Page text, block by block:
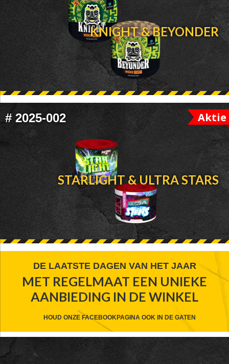
KNIGHT & BEYONDER
# 2025-002 Aktie
STARLIGHT & ULTRA STARS
FOOTER
WIDGET
HEADER
DE LAATSTE DAGEN VAN HET JAAR
MET REGELMAAT EEN UNIEKE
AANBIEDING IN DE WINKEL
HOUD ONZE FACEBOOKPAGINA OOK IN DE GATEN